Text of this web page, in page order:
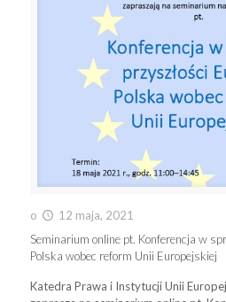
o
12 maja, 2021
Seminarium online pt. Konferencja w
Polska wobec reform Unii Europejskiej
Katedra Prawa i Instytucji Unii